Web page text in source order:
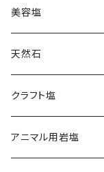
ゲランド
ギリシャ天日塩
スペイン岩塩
日本海塩
チベット天日湖塩
美容塩
天然石
クラフト塩
アニマル用岩塩